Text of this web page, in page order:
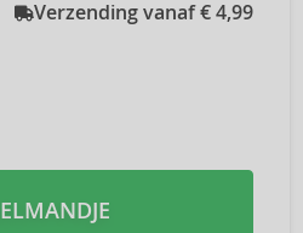
Verzending vanaf € 4,99